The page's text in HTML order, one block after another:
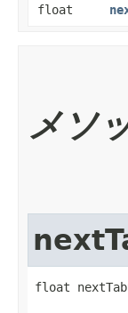
float
メソ
float